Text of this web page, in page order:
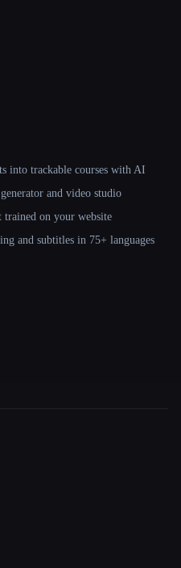
into trackable courses with AI
and video studio
trained on your website
and subtitles in 75+ languages